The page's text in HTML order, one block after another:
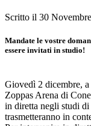
Scritto il 30
Mandate le vostre
essere invitati in studio!
Giovedì 2 dicembre,
Zoppas Arena di
in diretta negli studi
trasmetteranno in